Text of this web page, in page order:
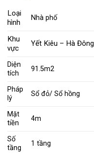
Loại
hình
Nhà phố
Khu
vực
Yết Kiêu – Hà Đông
Diện
tích
91.5m2
Pháp
lý
Sổ đỏ/ Sổ hồng
Mặt
tiền
4m
Số
tầng
1 tầng